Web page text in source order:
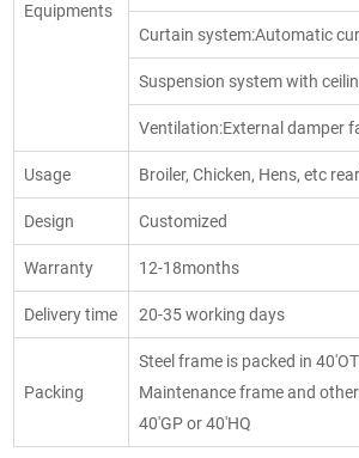
Equipments
Curtain system:Automatic
Suspension system with
Ventilation:External damper
Usage Broiler, Chicken, Hens, etc
Design Customized
Warranty 12-18months
Delivery time 20-35 working days
Packing
Steel frame is packed in
Maintenance frame and
40'GP or 40'HQ